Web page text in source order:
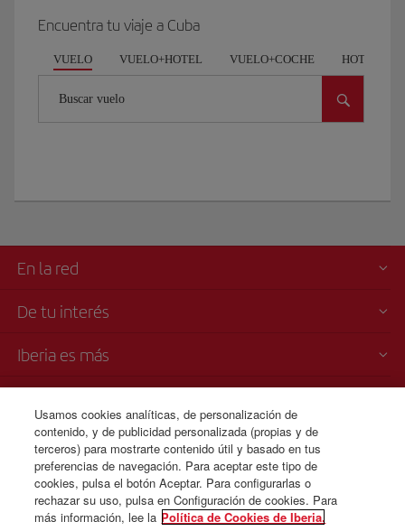
Encuentra tu viaje a Cuba
VUELO VUELO+HOTEL VUELO+COCHE HOTEL
Buscar vuelo
En la red
De tu interés
Iberia es más
Venta telefónica
+51 1 701 46 15
Lunes a domingo 00:00 - 24:00 horas ( español e inglés).
Usamos cookies analíticas, de personalización de
contenido, y de publicidad personalizada (propias y de
terceros) para mostrarte contenido útil y basado en tus
preferencias de navegación. Para aceptar este tipo de
cookies, pulsa el botón Aceptar. Para configurarlas o
rechazar su uso, pulsa en Configuración de cookies. Para
más información, lee la Política de Cookies de Iberia.